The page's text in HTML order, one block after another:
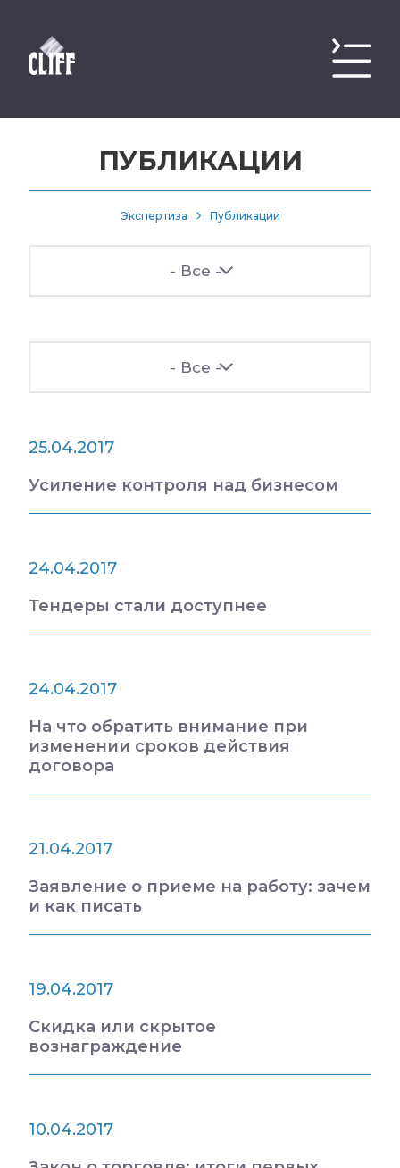
ПУБЛИКАЦИИ
Экспертиза Публикации
- Все -
- Все -
25.04.2017
Усиление контроля над бизнесом
24.04.2017
Тендеры стали доступнее
24.04.2017
На что обратить внимание при
изменении сроков действия
договора
21.04.2017
Заявление о приеме на работу: зачем
и как писать
19.04.2017
Скидка или скрытое
вознаграждение
10.04.2017